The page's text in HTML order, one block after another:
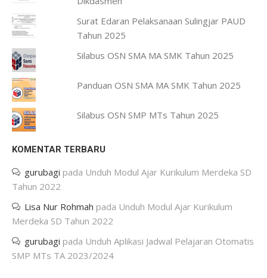
Surat Edaran Pelaksanaan Sulingjar PAUD
Tahun 2025
Silabus OSN SMA MA SMK Tahun 2025
Panduan OSN SMA MA SMK Tahun 2025
Silabus OSN SMP MTs Tahun 2025
KOMENTAR TERBARU
gurubagi pada Unduh Modul Ajar Kurikulum Merdeka SD
Tahun 2022
Lisa Nur Rohmah pada Unduh Modul Ajar Kurikulum
Merdeka SD Tahun 2022
gurubagi pada Unduh Aplikasi Jadwal Pelajaran Otomatis
SMP MTs TA 2023/2024